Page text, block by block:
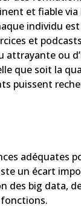
et fiable via
individu est
et
attrayante ou
que soit la
puissent
adéquates
un écart
des big data,